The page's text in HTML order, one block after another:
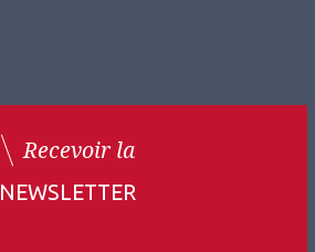
Recevoir la
NEWSLETTER